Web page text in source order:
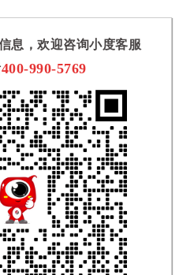
息，欢迎咨询小度客服
400-990-5769